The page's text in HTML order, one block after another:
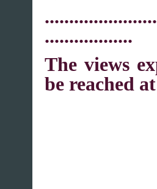
..................
The views
be reached